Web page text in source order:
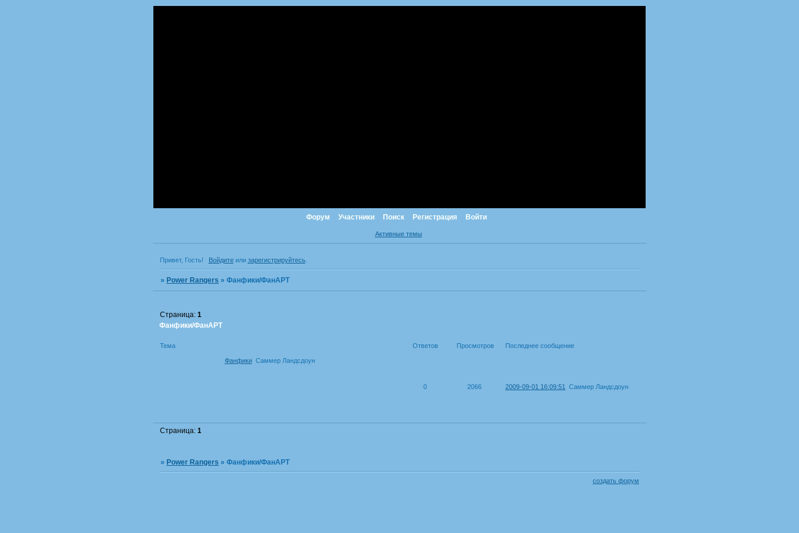
Форум Участники Поиск Регистрация Войти
Активные темы
Привет, Гость! Войдитеили зарегистрируйтесь.
»Power Rangers »Фанфики/ФанАРТ
Фанфики/ФанАРТ
Страница:1
Тема Ответов Просмотров Последнее сообщение
Фанфики Саммер Ландсдоун
0 2066 2009-09-01 16:09:51 Саммер Ландсдоун
Страница:1
»Power Rangers »Фанфики/ФанАРТ
создать форум